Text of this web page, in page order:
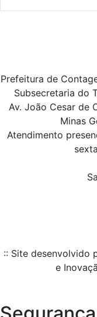
Prefeitura de
Subsecretaria do
Av. João Cesar de
Minas
Atendimento
:: Site desenvolvido
e